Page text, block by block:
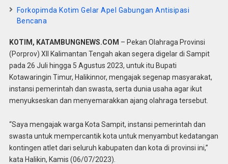
Forkopimda Kotim Gelar Apel Gabungan Antisipasi
Bencana
KOTIM, KATAMBUNGNEWS.COM – Pekan Olahraga Provinsi
(Porprov) XII Kalimantan Tengah akan segera digelar di Sampit
pada 26 Juli hingga 5 Agustus 2023, untuk itu Bupati
Kotawaringin Timur, Halikinnor, mengajak segenap masyarakat,
instansi pemerintah dan swasta, serta dunia usaha agar ikut
menyukseskan dan menyemarakkan ajang olahraga tersebut.
“Saya mengajak warga Kota Sampit, instansi pemerintah dan
swasta untuk mempercantik kota untuk menyambut kedatangan
kontingen atlet dari seluruh kabupaten dan kota di provinsi ini,”
kata Halikin, Kamis (06/07/2023).